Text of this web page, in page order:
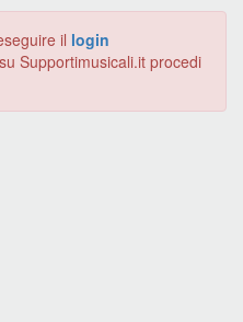
il login
Supportimusicali.it procedi